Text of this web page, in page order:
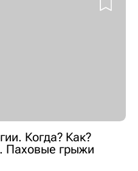
Когда? Как?
Паховые грыжи